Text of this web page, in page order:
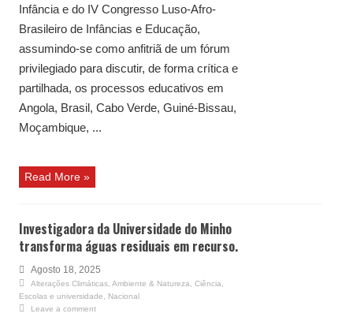
Infância e do IV Congresso Luso-Afro-
Brasileiro de Infâncias e Educação,
assumindo-se como anfitriã de um fórum
privilegiado para discutir, de forma crítica e
partilhada, os processos educativos em
Angola, Brasil, Cabo Verde, Guiné-Bissau,
Moçambique, ...
Read More »
Investigadora da Universidade do Minho
transforma águas residuais em recurso.
Agosto 18, 2025
Alterações Climáticas, Ambiente & Natureza, Ciência,
Escolas e universidade, Nacional
Leave a comment